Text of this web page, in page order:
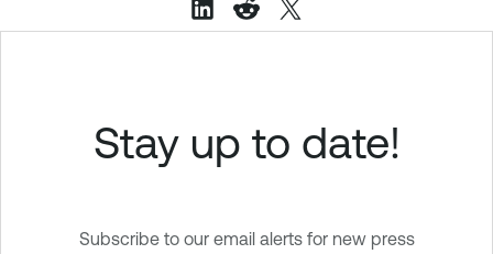
Stay up to date!
Subscribe to our email alerts for new press